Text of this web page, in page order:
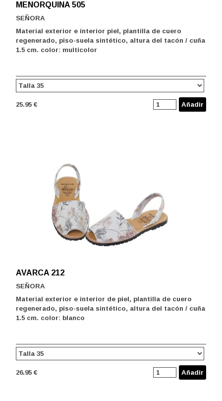
MENORQUINA 505
SEÑORA
Material exterior e interior piel, plantilla de cuero
regenerado, piso-suela sintético, altura del tacón / cuña
1.5 cm. color: multicolor
25.95 € Añadir
AVARCA 212
SEÑORA
Material exterior e interior de piel, plantilla de cuero
regenerado, piso-suela sintético, altura del tacón / cuña
1.5 cm. color: blanco
26.95 € Añadir